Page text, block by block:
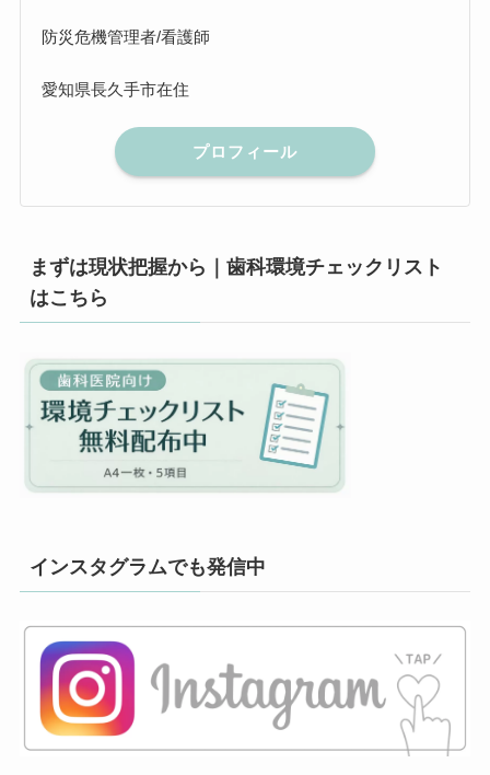
防災危機管理者/看護師
愛知県長久手市在住
プロフィール
まずは現状把握から｜歯科環境チェックリスト
はこちら
インスタグラムでも発信中